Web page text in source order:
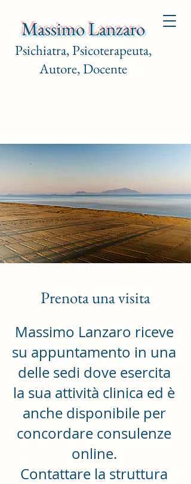
Massimo Lanzaro
Psichiatra, Psicoterapeuta,
Autore, Docente
Prenota una visita
Massimo Lanzaro riceve
su appuntamento in una
delle sedi dove esercita
la sua attività clinica ed è
anche disponibile per
concordare consulenze
online.
Contattare la struttura